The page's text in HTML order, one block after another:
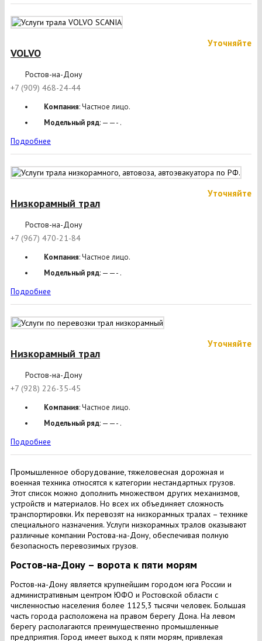
VOLVO
Уточняйте
Ростов-на-Дону
+7 (909) 468-24-44
Компания: Частное лицо.
Модельный ряд: ——- .
Подробнее
Низкорамный трал
Уточняйте
Ростов-на-Дону
+7 (967) 470-21-84
Компания: Частное лицо.
Модельный ряд: ——- .
Подробнее
Низкорамный трал
Уточняйте
Ростов-на-Дону
+7 (928) 226-35-45
Компания: Частное лицо.
Модельный ряд: ——- .
Подробнее
Промышленное оборудование, тяжеловесная дорожная и
военная техника относятся к категории нестандартных грузов.
Этот список можно дополнить множеством других механизмов,
устройств и материалов. Но всех их объединяет сложность
транспортировки. Их перевозят на низкорамных тралах – технике
специального назначения. Услуги низкорамных тралов оказывают
различные компании Ростова-на-Дону, обеспечивая полную
безопасность перевозимых грузов.
Ростов-на-Дону – ворота к пяти морям
Ростов-на-Дону является крупнейшим городом юга России и
административным центром ЮФО и Ростовской области с
численностью населения более 1125,3 тысячи человек. Большая
часть города расположена на правом берегу Дона. На левом
берегу располагаются преимущественно промышленные
предприятия. Город имеет выход к пяти морям, привлекая